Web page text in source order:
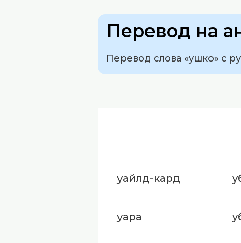
Перевод на
Перевод слова «ушко» с
уайлд-кард
уара